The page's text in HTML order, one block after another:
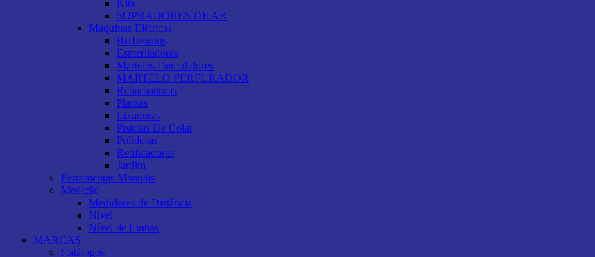
Kits
SOPRADORES DE AR
Máquinas Elétricas
Berbequins
Esmeriladoras
Martelos Demolidores
MARTELO PERFURADOR
Rebarbadoras
Plainas
Lixadoras
Pistolas De Colar
Polidoras
Retificadoras
Jardim
Ferramentas Manuais
Medição
Medidores de Distância
Nível
Nível de Linhas
MARCAS
Catálogos